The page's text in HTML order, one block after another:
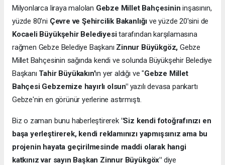
Milyonlarca liraya malolan Gebze Millet Bahçesinin inşasının,
yüzde 80'ni Çevre ve Şehircilik Bakanlığı ve yüzde 20'sini de
Kocaeli Büyükşehir Belediyesitarafından karşılamasına
rağmen Gebze Belediye Başkanı Zinnur Büyükgöz, Gebze
Millet Bahçesinin sağında kendi ve solunda Büyükşehir Belediye
Başkanı Tahir Büyükakın'ın yer aldığı ve "Gebze Millet
Bahçesi Gebzemize hayırlı olsun"yazılı devasa pankartı
Gebze'nin en görünür yerlerine astırmıştı.
Biz o zaman bunu haberleştirerek "Siz kendi fotoğrafınızı en
başa yerleştirerek, kendi reklamınızı yapmışsınız ama bu
projenin hayata geçirilmesinde maddi olarak hangi
katkınız var sayın Başkan Zinnur Büyükgöx" diye